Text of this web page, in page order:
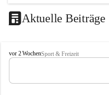
Aktuelle Beiträge
L
V
a
vor 2 WochenSport & Freizeit